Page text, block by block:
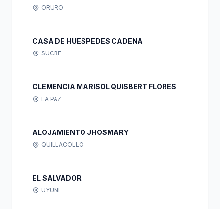
ORURO
CASA DE HUESPEDES CADENA
SUCRE
CLEMENCIA MARISOL QUISBERT FLORES
LA PAZ
ALOJAMIENTO JHOSMARY
QUILLACOLLO
EL SALVADOR
UYUNI